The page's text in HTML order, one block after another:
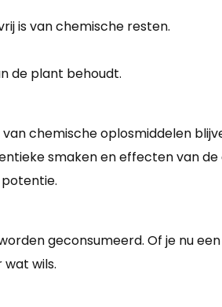
is van chemische resten.
de plant behoudt.
chemische oplosmiddelen
smaken en effecten van
geconsumeerd. Of je nu
wils.